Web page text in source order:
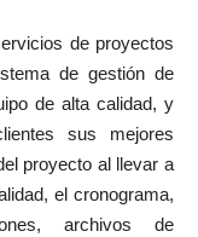
de proyectos
de gestión de
de alta calidad, y
sus mejores
proyecto al llevar a
el cronograma,
archivos de